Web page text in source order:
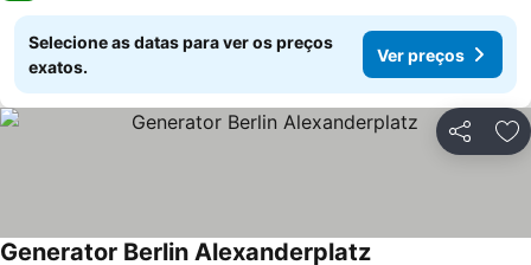
Selecione as datas para ver os preços
exatos.
Ver preços
Partilhar
Generator Berlin Alexanderplatz